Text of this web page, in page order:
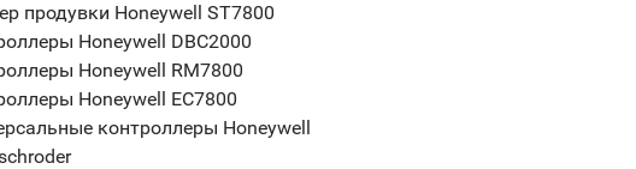
продувки Honeywell ST7800
Honeywell DBC2000
Honeywell RM7800
Honeywell EC7800
контроллеры Honeywell